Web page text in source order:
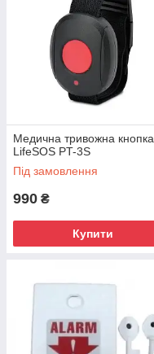
Медична тривожна кнопка
LifeSOS PT-3S
Під замовлення
990 ₴
Купити